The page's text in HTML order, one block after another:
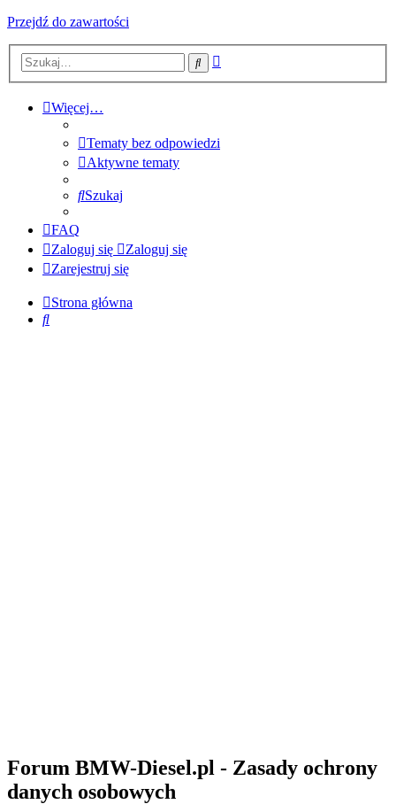
Przejdź do zawartości
Szukaj
Więcej…
Tematy bez odpowiedzi
Aktywne tematy
Szukaj
FAQ
Zaloguj się
Zaloguj się
Zarejestruj się
Strona główna
Szukaj
Forum BMW-Diesel.pl - Zasady ochrony
danych osobowych